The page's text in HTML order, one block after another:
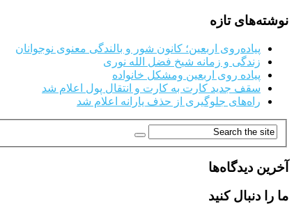
نوشته‌های تازه
پیاده‌روی اربعین؛ کانون شور و بالندگی معنوی نوجوانان
زندگی و زمانه شیخ فضل الله نوری
پیاده روی اربعین ومشکل خانواده
سقف جدید کارت به کارت و انتقال پول اعلام شد
راه‌های جلوگیری از حذف یارانه اعلام شد
آخرین دیدگاه‌ها
ما را دنبال کنید